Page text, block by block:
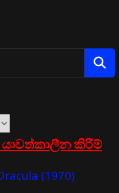
කිරීම්
(1970)